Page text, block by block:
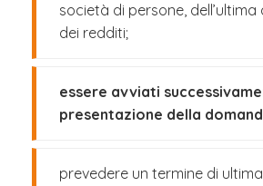
società di persone,
dei redditi;
essere avviati
presentazione della
prevedere un termine di